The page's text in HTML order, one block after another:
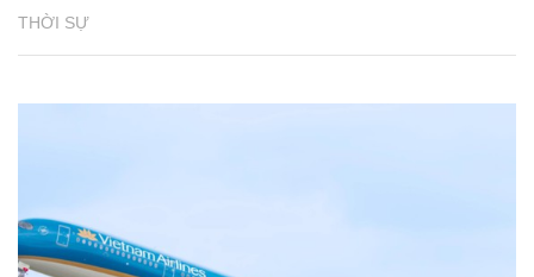
THỜI SỰ